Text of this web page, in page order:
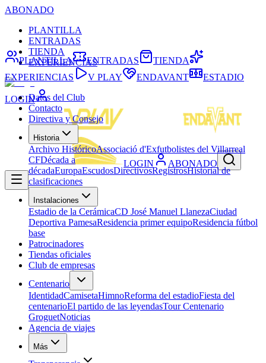
ABONADO
PLANTILLA
ENTRADAS
TIENDA
EXPERIENCIAS
LOGIN
LOGIN ABONADO
PLANTILLA ENTRADAS
TIENDA
EXPERIENCIAS
V PLAY ENDAVANT
ESTADIO
Datos del Club
Contacto
Directiva y Consejo
Historia
Archivo HistóricoAssociació d'Exfutbolistes del Villarreal
CFDécada a
décadaEuropaEscudosDirectivosRegistrosHistorial de
clasificaciones
Instalaciones
Estadio de la CerámicaCD José Manuel LlanezaCiudad
Deportiva PamesaResidencia primer equipoResidencia fútbol
base
Patrocinadores
Tiendas oficiales
Club de empresas
Centenario
IdentidadCamisetaHimnoReforma del estadioFiesta del
centenarioEl partido de las leyendasTour Centenario
GroguetNoticias
Agencia de viajes
Más